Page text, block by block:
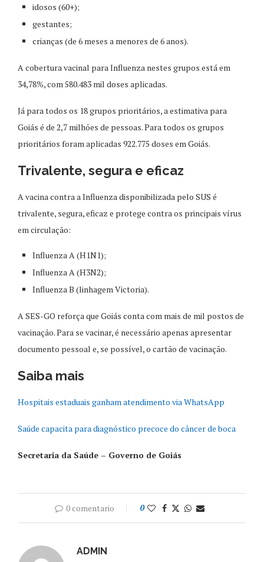
idosos (60+);
gestantes;
crianças (de 6 meses a menores de 6 anos).
A cobertura vacinal para Influenza nestes grupos está em
34,78%, com 580.483 mil doses aplicadas.
Já para todos os 18 grupos prioritários, a estimativa para
Goiás é de 2,7 milhões de pessoas. Para todos os grupos
prioritários foram aplicadas 922.775 doses em Goiás.
Trivalente, segura e eficaz
A vacina contra a Influenza disponibilizada pelo SUS é
trivalente, segura, eficaz e protege contra os principais vírus
em circulação:
Influenza A (H1N1);
Influenza A (H3N2);
Influenza B (linhagem Victoria).
A SES-GO reforça que Goiás conta com mais de mil postos de
vacinação. Para se vacinar, é necessário apenas apresentar
documento pessoal e, se possível, o cartão de vacinação.
Saiba mais
Hospitais estaduais ganham atendimento via WhatsApp
Saúde capacita para diagnóstico precoce do câncer de boca
Secretaria da Saúde – Governo de Goiás
0 comentario 0
ADMIN